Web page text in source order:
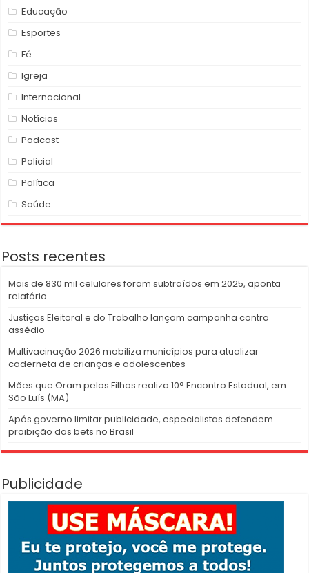
Educação
Esportes
Fé
Igreja
Internacional
Notícias
Podcast
Policial
Política
Saúde
Posts recentes
Mais de 830 mil celulares foram subtraídos em 2025, aponta
relatório
Justiças Eleitoral e do Trabalho lançam campanha contra
assédio
Multivacinação 2026 mobiliza municípios para atualizar
caderneta de crianças e adolescentes
Mães que Oram pelos Filhos realiza 10° Encontro Estadual, em
São Luís (MA)
Após governo limitar publicidade, especialistas defendem
proibição das bets no Brasil
Publicidade